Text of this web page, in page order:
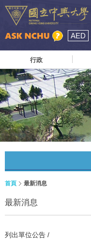
AED
行政
首頁 最新消息
最新消息
列出單位公告 /